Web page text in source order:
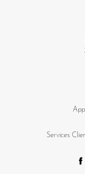
Services